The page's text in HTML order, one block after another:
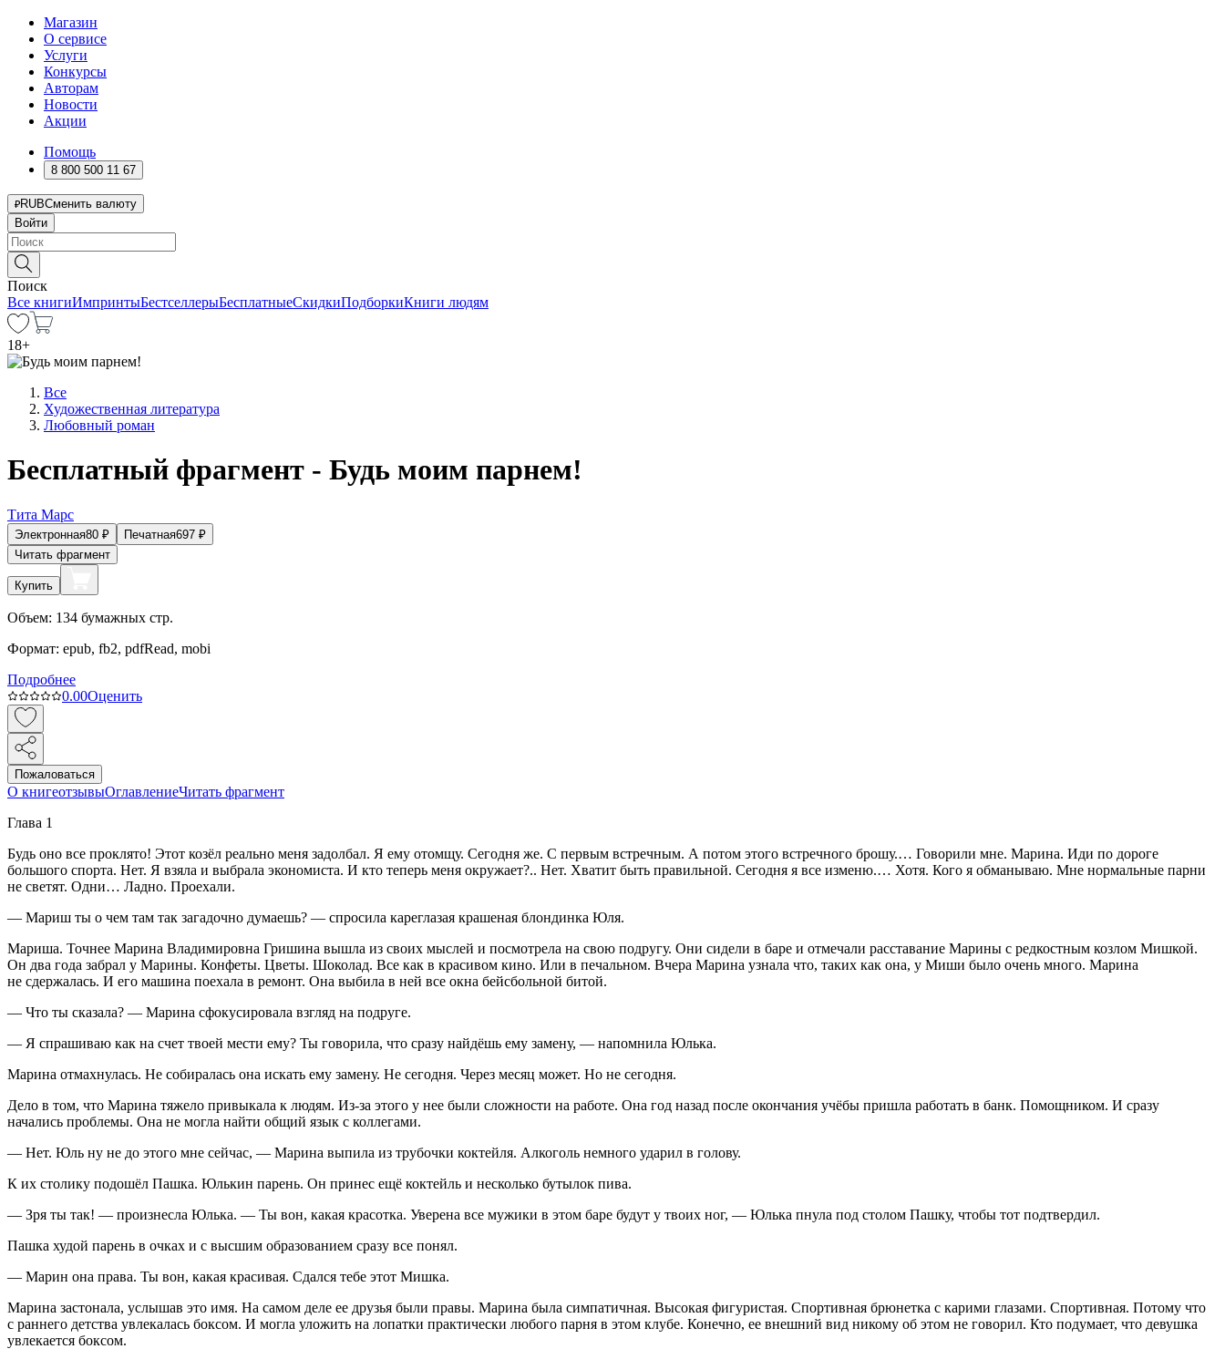
Магазин
О сервисе
Услуги
Конкурсы
Авторам
Новости
Акции
Помощь
8 800 500 11 67
RUBСменить валюту
Войти
Поиск
Все книгиИмпринтыБестселлерыБесплатныеСкидкиПодборкиКниги людям
18+
Все
Художественная литература
Любовный роман
Бесплатный фрагмент - Будь моим парнем!
Тита Марс
Электронная80 ₽ Печатная697 ₽
Читать фрагмент
Купить
Объем: 134 бумажных стр.
Формат: epub, fb2, pdfRead, mobi
Подробнее
0.00Оценить
Пожаловаться
О книгеотзывыОглавлениеЧитать фрагмент
Глава 1
Будь оно все проклято! Этот козёл реально меня задолбал. Я ему отомщу. Сегодня же. С первым встречным. А потом этого встречного брошу.… Говорили мне. Марина. Иди по дороге
большого спорта. Нет. Я взяла и выбрала экономиста. И кто теперь меня окружает?.. Нет. Хватит быть правильной. Сегодня я все изменю.… Хотя. Кого я обманываю. Мне нормальные парни
не светят. Одни… Ладно. Проехали.
— Мариш ты о чем там так загадочно думаешь? — спросила кареглазая крашеная блондинка Юля.
Мариша. Точнее Марина Владимировна Гришина вышла из своих мыслей и посмотрела на свою подругу. Они сидели в баре и отмечали расставание Марины с редкостным козлом Мишкой.
Он два года забрал у Марины. Конфеты. Цветы. Шоколад. Все как в красивом кино. Или в печальном. Вчера Марина узнала что, таких как она, у Миши было очень много. Марина
не сдержалась. И его машина поехала в ремонт. Она выбила в ней все окна бейсбольной битой.
— Что ты сказала? — Марина сфокусировала взгляд на подруге.
— Я спрашиваю как на счет твоей мести ему? Ты говорила, что сразу найдёшь ему замену, — напомнила Юлька.
Марина отмахнулась. Не собиралась она искать ему замену. Не сегодня. Через месяц может. Но не сегодня.
Дело в том, что Марина тяжело привыкала к людям. Из-за этого у нее были сложности на работе. Она год назад после окончания учёбы пришла работать в банк. Помощником. И сразу
начались проблемы. Она не могла найти общий язык с коллегами.
— Нет. Юль ну не до этого мне сейчас, — Марина выпила из трубочки коктейля. Алкоголь немного ударил в голову.
К их столику подошёл Пашка. Юлькин парень. Он принес ещё коктейль и несколько бутылок пива.
— Зря ты так! — произнесла Юлька. — Ты вон, какая красотка. Уверена все мужики в этом баре будут у твоих ног, — Юлька пнула под столом Пашку, чтобы тот подтвердил.
Пашка худой парень в очках и с высшим образованием сразу все понял.
— Марин она права. Ты вон, какая красивая. Сдался тебе этот Мишка.
Марина застонала, услышав это имя. На самом деле ее друзья были правы. Марина была симпатичная. Высокая фигуристая. Спортивная брюнетка с карими глазами. Спортивная. Потому что
с раннего детства увлекалась боксом. И могла уложить на лопатки практически любого парня в этом клубе. Конечно, ее внешний вид никому об этом не говорил. Кто подумает, что девушка
увлекается боксом.